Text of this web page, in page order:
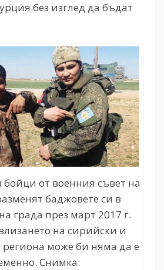
без изглед да бъдат
бойци от военния съвет на
баджовете си в
града през март 2017 г.
на сирийски и
региона може би няма да е
Снимка: